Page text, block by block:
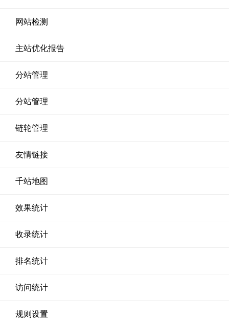
网站检测
主站优化报告
分站管理
分站管理
链轮管理
友情链接
千站地图
效果统计
收录统计
排名统计
访问统计
规则设置